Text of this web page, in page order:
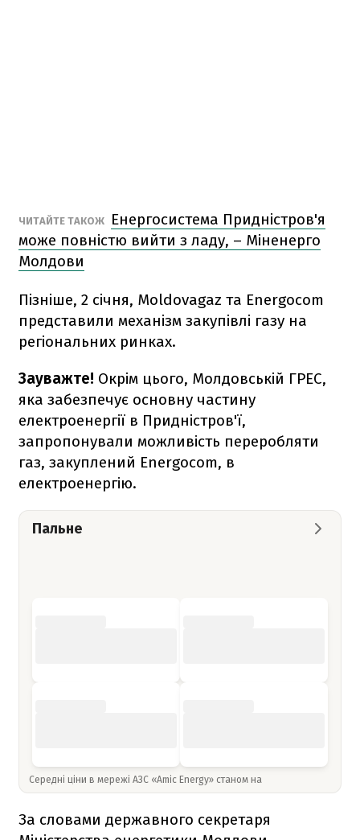
ЧИТАЙТЕ ТАКОЖ
Енергосистема Придністров'я
може повністю вийти з ладу, – Міненерго
Молдови
Пізніше, 2 січня, Moldovagaz та Energocom
представили механізм закупівлі газу на
регіональних ринках.
Зауважте! Окрім цього, Молдовській ГРЕС,
яка забезпечує основну частину
електроенергії в Придністров'ї,
запропонували можливість переробляти
газ, закуплений Energocom, в
електроенергію.
Пальне
Середні ціни в мережі АЗС «Amic Energy» станом на
За словами державного секретаря